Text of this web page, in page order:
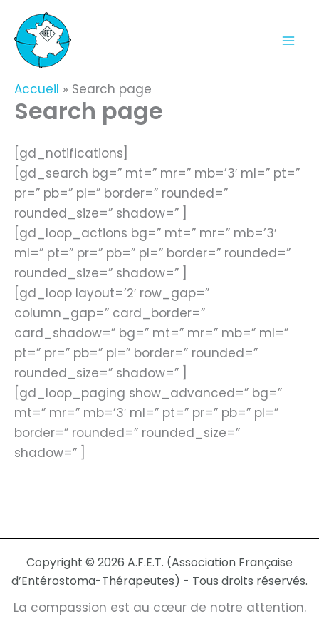
contenu
Accueil Search page
Search page
[gd_notifications]
[gd_search bg=” mt=” mr=” mb=’3′ ml=” pt=”
pr=” pb=” pl=” border=” rounded=”
rounded_size=” shadow=” ]
[gd_loop_actions bg=” mt=” mr=” mb=’3′
ml=” pt=” pr=” pb=” pl=” border=” rounded=”
rounded_size=” shadow=” ]
[gd_loop layout=’2′ row_gap=”
column_gap=” card_border=”
card_shadow=” bg=” mt=” mr=” mb=” ml=”
pt=” pr=” pb=” pl=” border=” rounded=”
rounded_size=” shadow=” ]
[gd_loop_paging show_advanced=” bg=”
mt=” mr=” mb=’3′ ml=” pt=” pr=” pb=” pl=”
border=” rounded=” rounded_size=”
shadow=” ]
Copyright © 2026 A.F.E.T. (Association Française
d’Entérostoma-Thérapeutes) - Tous droits réservés.
La compassion est au cœur de notre attention.